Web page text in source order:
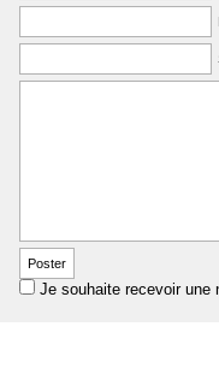
Je souhaite recevoir une